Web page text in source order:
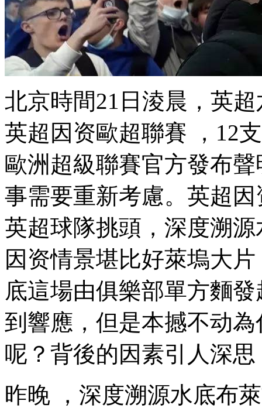
北京時間21日淩晨，
英超因资歐超聯賽 ，12支
歐洲超級聯賽官方發布聲明
事需要重新考慮。英超
英超球隊挑頭，深度溯
因资情景堪比好萊塢大片
底這場由俱樂部單方麵
到響應，但是本撼不
呢？背後的因素引人深思
昨晚 ，深度溯源水底